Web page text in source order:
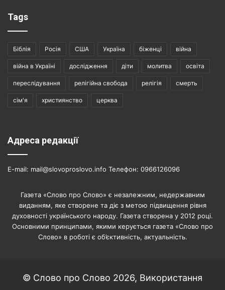
Tags
Біблія Росія США Україна біженці війна
війна в Україні дослідження діти молитва освіта
переслідування релігійна свобода релігія смерть
сім'я християнство церква
Адреса редакції
E-mail: mail@slovoproslovo.info Телефон: 0966126096
Газета «Слово про Слово» є незалежним, недержавним
виданням, яке створене та діє з метою підвищення рівня
духовності українського народу. Газета створена у 2012 році.
Основними принципами, якими керується газета «Слово про
Слово» в роботі є об’єктивність, актуальність.
© Слово про Слово 2026, Використання